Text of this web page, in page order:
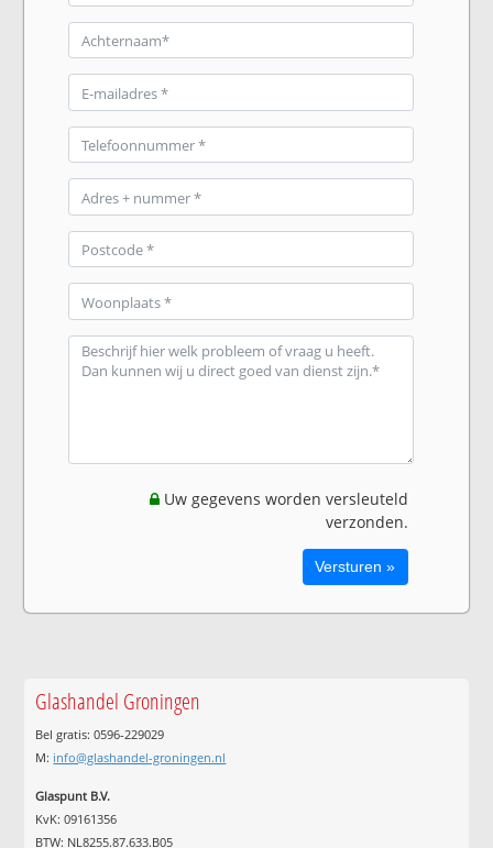
Uw gegevens worden versleuteld
verzonden.
Glashandel Groningen
Bel gratis: 0596-229029
M: info@glashandel-groningen.nl
Glaspunt B.V.
KvK: 09161356
BTW: NL8255.87.633.B05